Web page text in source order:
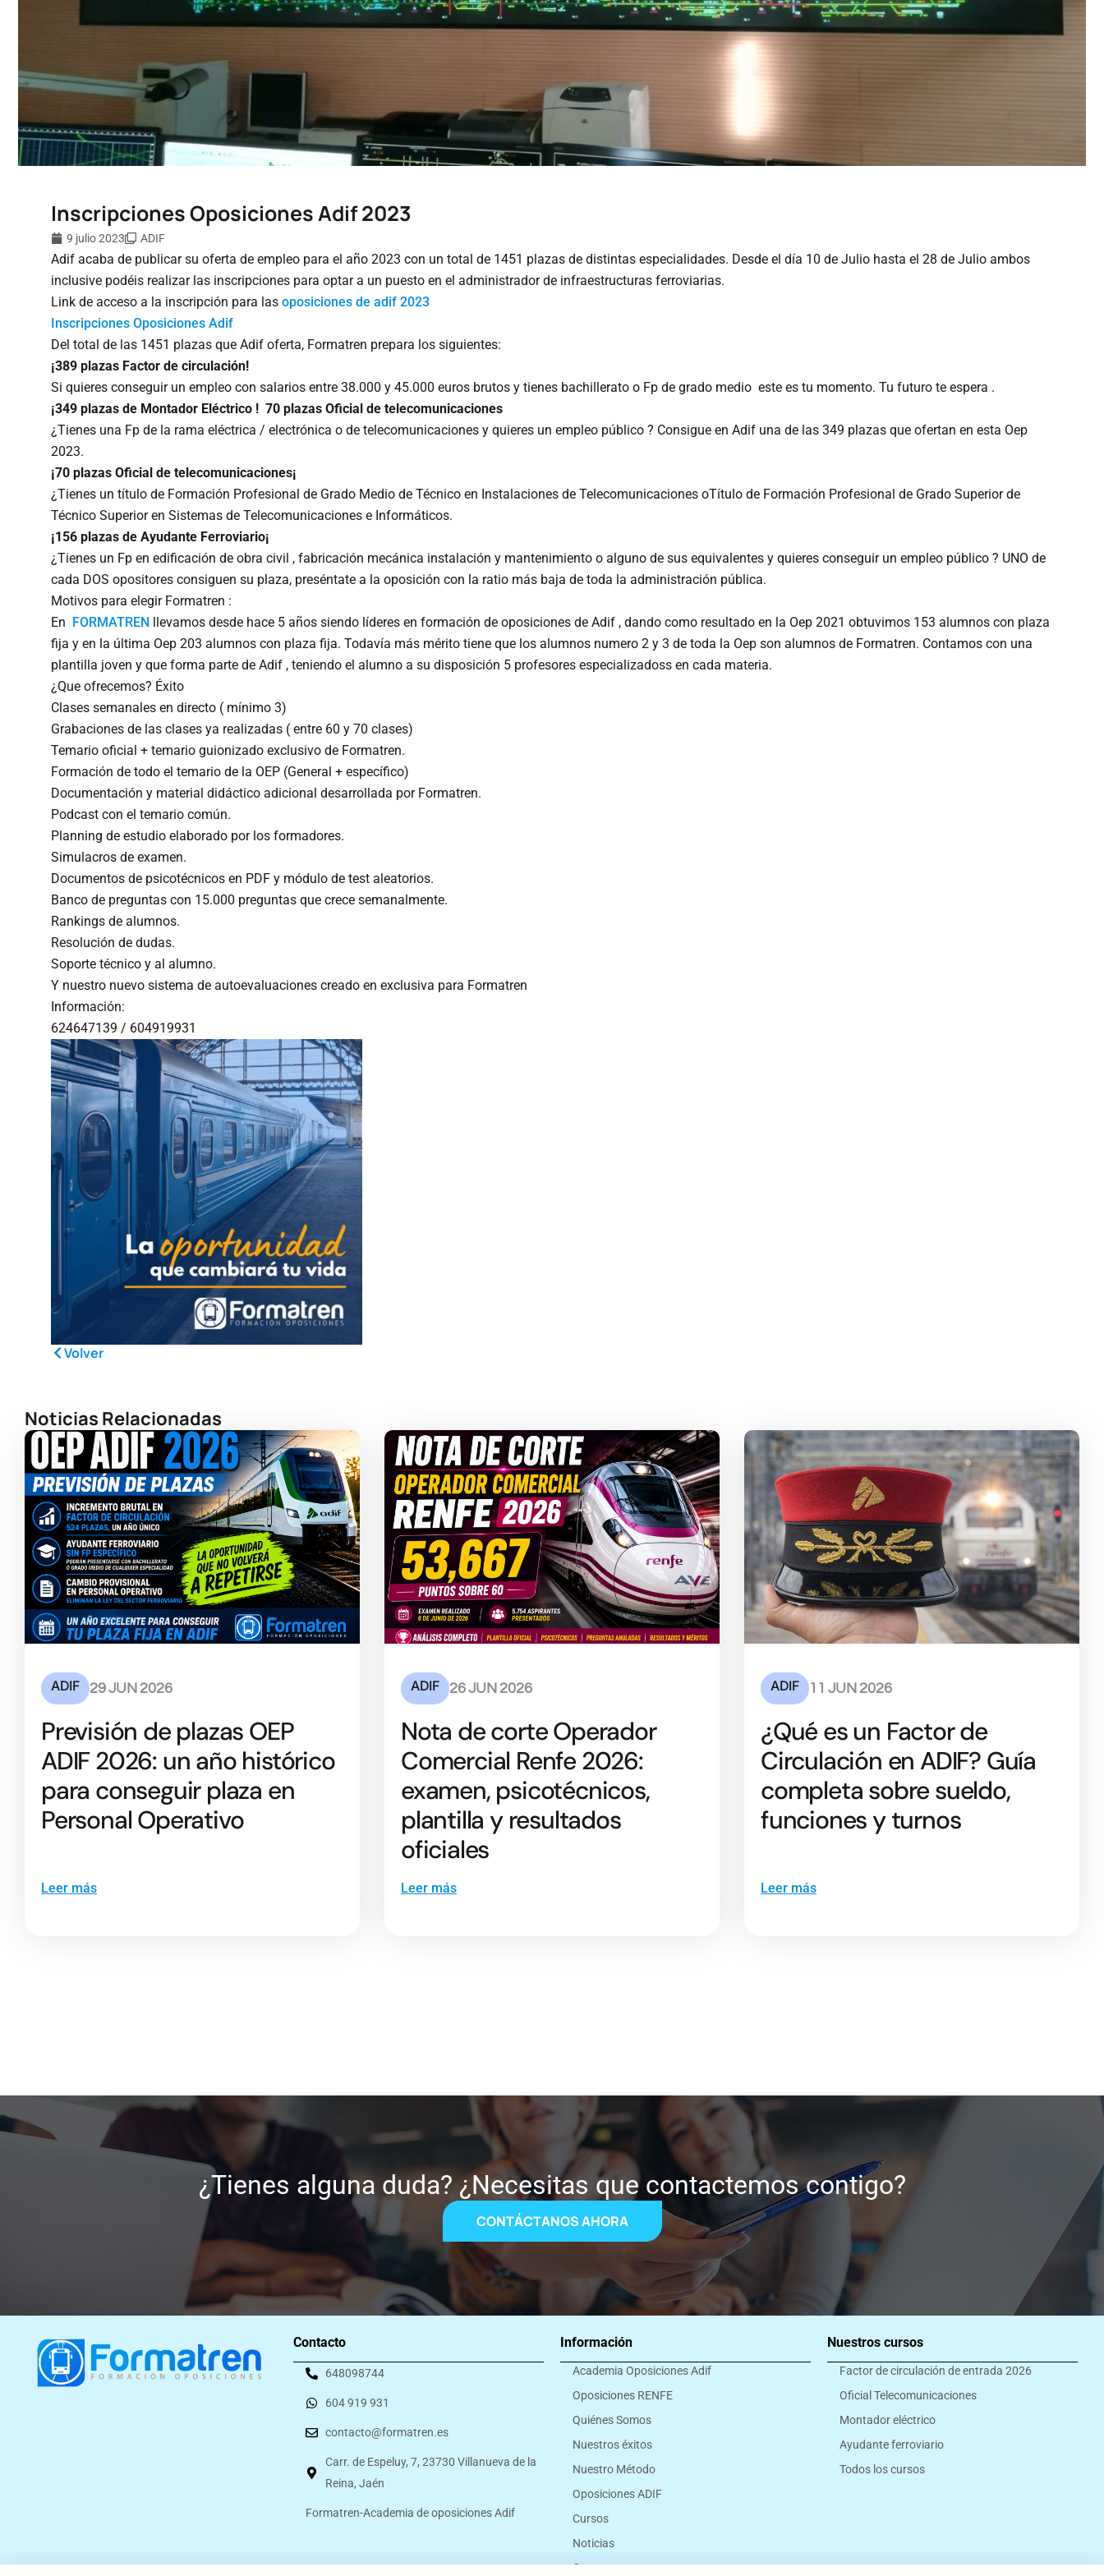
Inscripciones Oposiciones Adif 2023
9 julio 2023 ADIF
Adif acaba de publicar su oferta de empleo para el año 2023 con un total de 1451 plazas de distintas especialidades. Desde el día 10 de Julio hasta el 28 de Julio ambos
inclusive podéis realizar las inscripciones para optar a un puesto en el administrador de infraestructuras ferroviarias.
Link de acceso a la inscripción para las oposiciones de adif 2023
Inscripciones Oposiciones Adif
Del total de las 1451 plazas que Adif oferta, Formatren prepara los siguientes:
¡389 plazas Factor de circulación!
Si quieres conseguir un empleo con salarios entre 38.000 y 45.000 euros brutos y tienes bachillerato o Fp de grado medio este es tu momento. Tu futuro te espera .
¡349 plazas de Montador Eléctrico ! 70 plazas Oficial de telecomunicaciones
¿Tienes una Fp de la rama eléctrica / electrónica o de telecomunicaciones y quieres un empleo público ? Consigue en Adif una de las 349 plazas que ofertan en esta Oep
2023.
¡70 plazas Oficial de telecomunicaciones¡
¿Tienes un título de Formación Profesional de Grado Medio de Técnico en Instalaciones de Telecomunicaciones oTítulo de Formación Profesional de Grado Superior de
Técnico Superior en Sistemas de Telecomunicaciones e Informáticos.
¡156 plazas de Ayudante Ferroviario¡
¿Tienes un Fp en edificación de obra civil , fabricación mecánica instalación y mantenimiento o alguno de sus equivalentes y quieres conseguir un empleo público ? UNO de
cada DOS opositores consiguen su plaza, preséntate a la oposición con la ratio más baja de toda la administración pública.
Motivos para elegir Formatren :
En FORMATREN llevamos desde hace 5 años siendo líderes en formación de oposiciones de Adif , dando como resultado en la Oep 2021 obtuvimos 153 alumnos con plaza
fija y en la última Oep 203 alumnos con plaza fija. Todavía más mérito tiene que los alumnos numero 2 y 3 de toda la Oep son alumnos de Formatren. Contamos con una
plantilla joven y que forma parte de Adif , teniendo el alumno a su disposición 5 profesores especializadoss en cada materia.
¿Que ofrecemos? Éxito
Clases semanales en directo ( mínimo 3)
Grabaciones de las clases ya realizadas ( entre 60 y 70 clases)
Temario oficial + temario guionizado exclusivo de Formatren.
Formación de todo el temario de la OEP (General + específico)
Documentación y material didáctico adicional desarrollada por Formatren.
Podcast con el temario común.
Planning de estudio elaborado por los formadores.
Simulacros de examen.
Documentos de psicotécnicos en PDF y módulo de test aleatorios.
Banco de preguntas con 15.000 preguntas que crece semanalmente.
Rankings de alumnos.
Resolución de dudas.
Soporte técnico y al alumno.
Y nuestro nuevo sistema de autoevaluaciones creado en exclusiva para Formatren
Información:
624647139 / 604919931
Volver
Noticias Relacionadas
ADIF 29 JUN 2026
Previsión de plazas OEP
ADIF 2026: un año histórico
para conseguir plaza en
Personal Operativo
Leer más
ADIF 26 JUN 2026
Nota de corte Operador
Comercial Renfe 2026:
examen, psicotécnicos,
plantilla y resultados
oficiales
Leer más
ADIF 11 JUN 2026
¿Qué es un Factor de
Circulación en ADIF? Guía
completa sobre sueldo,
funciones y turnos
Leer más
¿Tienes alguna duda? ¿Necesitas que contactemos contigo?
CONTÁCTANOS AHORA
Contacto
648098744
604 919 931
contacto@formatren.es
Carr. de Espeluy, 7, 23730 Villanueva de la
Reina, Jaén
Formatren-Academia de oposiciones Adif
Información
Academia Oposiciones Adif
Oposiciones RENFE
Quiénes Somos
Nuestros éxitos
Nuestro Método
Oposiciones ADIF
Cursos
Noticias
Contacto
Nuestros cursos
Factor de circulación de entrada 2026
Oficial Telecomunicaciones
Montador eléctrico
Ayudante ferroviario
Todos los cursos